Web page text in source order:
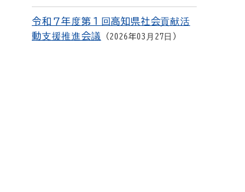
令和７年度第１回高知県社会貢献活
動支援推進会議
2026年03月27日